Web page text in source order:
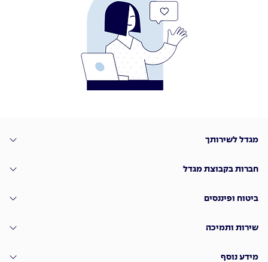
מגדל לשירותך
חברות בקבוצת מגדל
ביטוח ופיננסים
שירות ותמיכה
מידע נוסף